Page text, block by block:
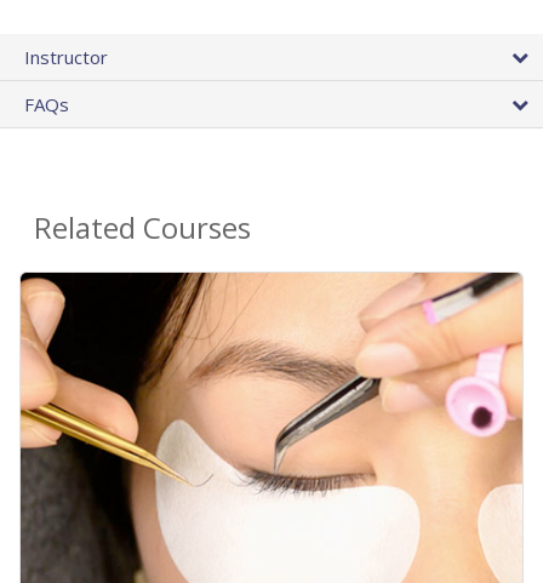
Instructor
FAQs
Related Courses